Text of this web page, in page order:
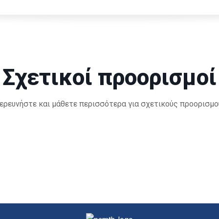
Σχετικοί προορισμοί
και μάθετε περισσότερα για σχετικούς